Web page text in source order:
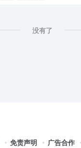
没有了
免责声明 广告合作